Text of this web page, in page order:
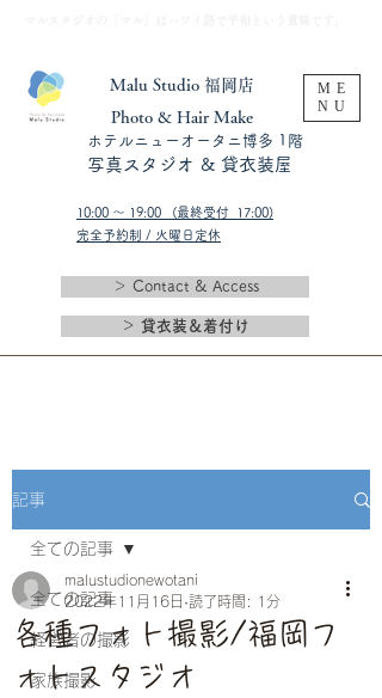
Malu Studio 福岡店
＞ Contact & Access
ME
NU
10:00 〜 19:00 (最終受付 17:00)​
完全予約制 / 火曜日定休
​Photo & Hair Make
​ホテルニューオータニ博多 1階
​写真スタジオ & 貸衣装屋
＞ 貸衣装＆着付け
記事
全ての記事
経営者の撮影
家族撮影
全ての記事
各種フォト撮影/福岡フ
ォトスタジオ
malustudionewotani
2022年11月16日 読了時間: 1分